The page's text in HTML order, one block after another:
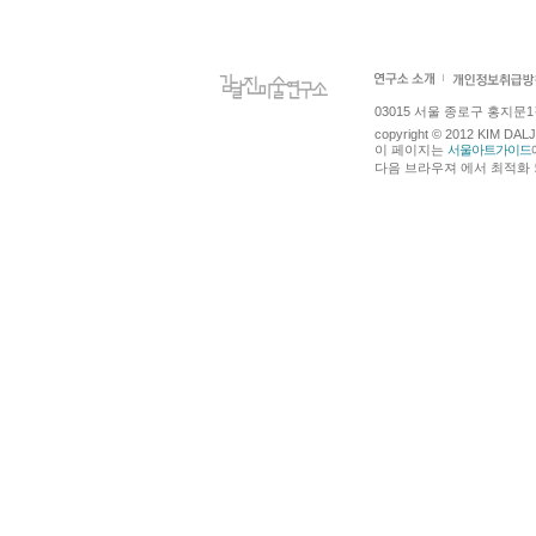
03015 서울 종로구 홍지문
copyright © 2012 KIM
이 페이지는 서울아트가이드
다음 브라우져 에서 최적